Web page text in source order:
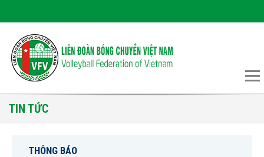
TIN TỨC
THÔNG BÁO